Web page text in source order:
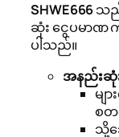
SHWE666သည်
ဆုံး ငွေပမာဏ
ပါသည်။
အနည်းဆုံ
မျ
စတ
သို့သ